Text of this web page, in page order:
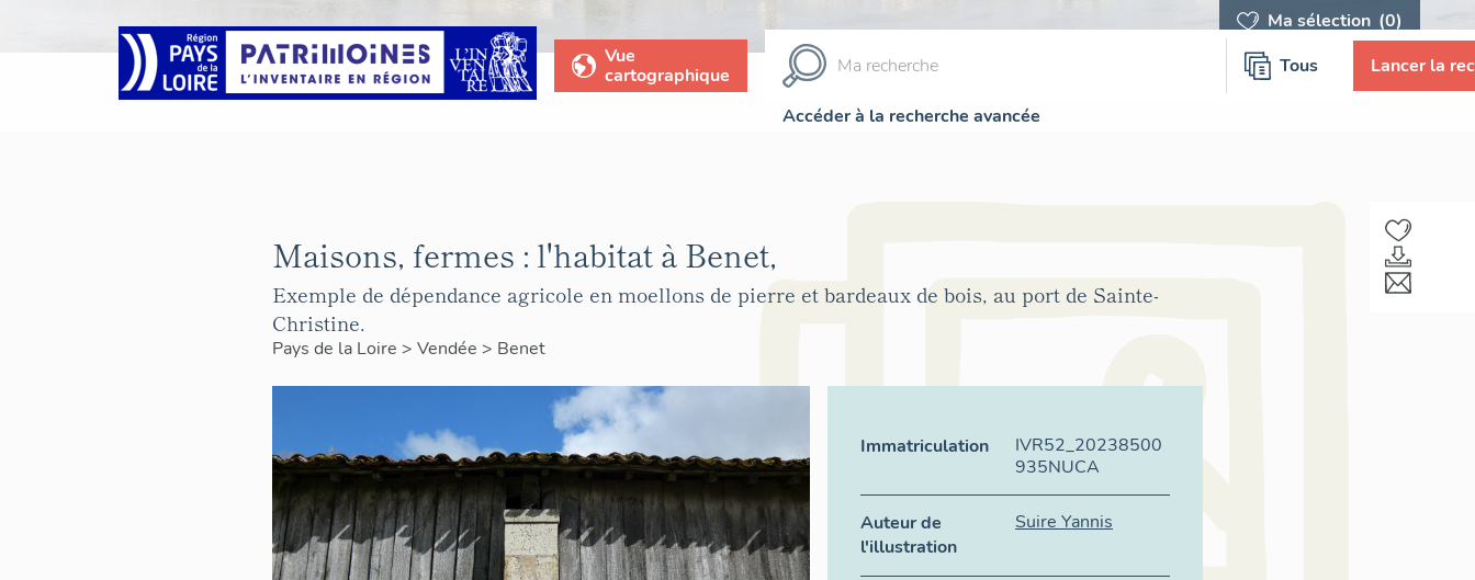
Ma sélection (0)
Vue
cartographique
Tous Lancer la
Accéder à la recherche avancée
Maisons, fermes : l'habitat à Benet,
Exemple de dépendance agricole en moellons de pierre et bardeaux de bois, au port de Sainte-
Christine.
Pays de la Loire > Vendée > Benet
Immatriculation
IVR52_20238500
935NUCA
Auteur de
l'illustration
Suire Yannis